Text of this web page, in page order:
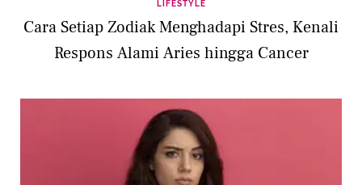
LIFESTYLE
Cara Setiap Zodiak Menghadapi Stres, Kenali
Respons Alami Aries hingga Cancer